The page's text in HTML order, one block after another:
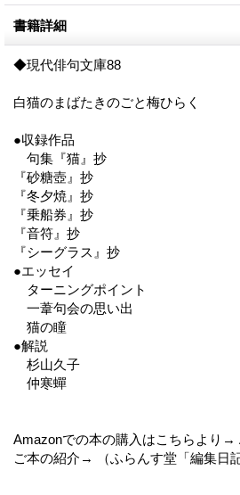
書籍詳細
◆現代俳句文庫88
白猫のまばたきのごと梅ひらく
●収録作品
句集『猫』抄
『砂糖壺』抄
『冬夕焼』抄
『乗船券』抄
『音符』抄
『シーグラス』抄
●エッセイ
ターニングポイント
一葦句会の思い出
猫の瞳
●解説
杉山久子
仲寒蟬
Amazonでの本の購入はこちらより→
ご本の紹介→ （ふらんす堂「編集日記